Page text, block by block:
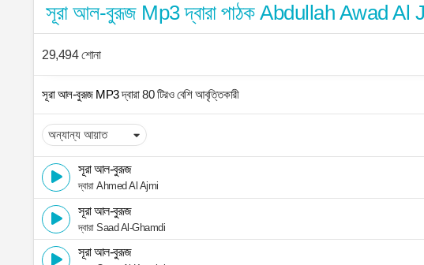
সূরা আল-বুরূজ Mp3 দ্বারা পাঠক Abdullah Awad Al
29,494 শোনা
সূরা আল-বুরূজ MP3দ্বারা 80 টিরও বেশি আবৃত্তিকারী
সূরা আল-বুরূজ
দ্বারা Ahmed Al Ajmi
সূরা আল-বুরূজ
দ্বারা Saad Al-Ghamdi
সূরা আল-বুরূজ